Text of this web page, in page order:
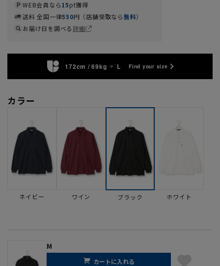
WEB会員なら15pt獲得
送料 全国一律550円（店舗受取なら無料）
お届け日を調べる詳細
172cm / 69kg L Find your size
カラー
ネイビー ワイン ブラック ホワイト
M
カートに入れる